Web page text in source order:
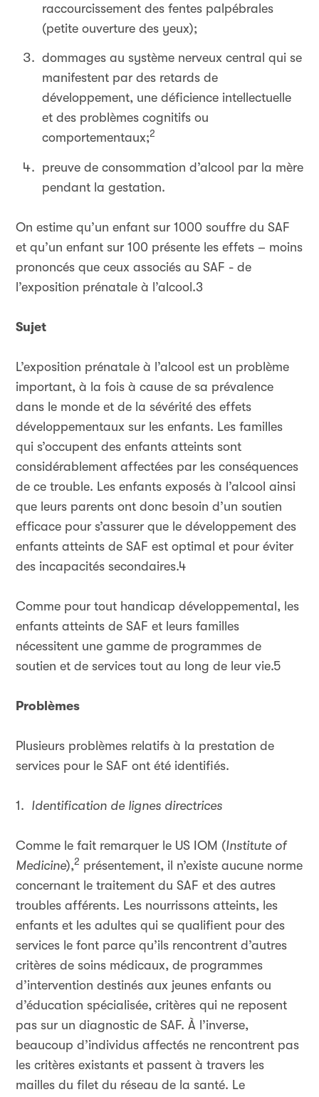
raccourcissement des fentes palpébrales
(petite ouverture des yeux);
dommages au système nerveux central qui se
manifestent par des retards de
développement, une déficience intellectuelle
et des problèmes cognitifs ou
comportementaux;2
preuve de consommation d’alcool par la mère
pendant la gestation.
On estime qu’un enfant sur 1000 souffre du SAF
et qu’un enfant sur 100 présente les effets – moins
prononcés que ceux associés au SAF - de
l’exposition prénatale à l’alcool.3
Sujet
L’exposition prénatale à l’alcool est un problème
important, à la fois à cause de sa prévalence
dans le monde et de la sévérité des effets
développementaux sur les enfants. Les familles
qui s’occupent des enfants atteints sont
considérablement affectées par les conséquences
de ce trouble. Les enfants exposés à l’alcool ainsi
que leurs parents ont donc besoin d’un soutien
efficace pour s’assurer que le développement des
enfants atteints de SAF est optimal et pour éviter
des incapacités secondaires.4
Comme pour tout handicap développemental, les
enfants atteints de SAF et leurs familles
nécessitent une gamme de programmes de
soutien et de services tout au long de leur vie.5
Problèmes
Plusieurs problèmes relatifs à la prestation de
services pour le SAF ont été identifiés.
1. Identification de lignes directrices
Comme le fait remarquer le US IOM (Institute of
Medicine),2 présentement, il n’existe aucune norme
concernant le traitement du SAF et des autres
troubles afférents. Les nourrissons atteints, les
enfants et les adultes qui se qualifient pour des
services le font parce qu’ils rencontrent d’autres
critères de soins médicaux, de programmes
d’intervention destinés aux jeunes enfants ou
d’éducation spécialisée, critères qui ne reposent
pas sur un diagnostic de SAF. À l’inverse,
beaucoup d’individus affectés ne rencontrent pas
les critères existants et passent à travers les
mailles du filet du réseau de la santé. Le